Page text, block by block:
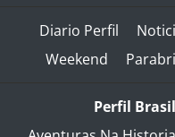
Diario Perfil
Weekend
Perfil